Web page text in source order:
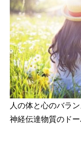
人の体と心のバラ
神経伝達物質のド